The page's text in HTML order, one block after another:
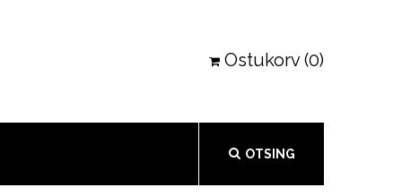
Ostukorv (0)
OTSING